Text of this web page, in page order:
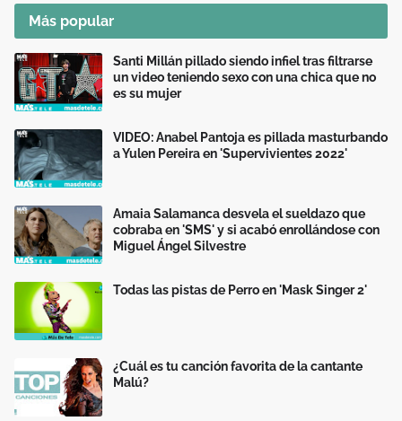
Más popular
Santi Millán pillado siendo infiel tras filtrarse
un video teniendo sexo con una chica que no
es su mujer
VIDEO: Anabel Pantoja es pillada masturbando
a Yulen Pereira en 'Supervivientes 2022'
Amaia Salamanca desvela el sueldazo que
cobraba en 'SMS' y si acabó enrollándose con
Miguel Ángel Silvestre
Todas las pistas de Perro en 'Mask Singer 2'
¿Cuál es tu canción favorita de la cantante
Malú?